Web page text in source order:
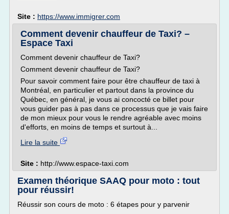
Site : https://www.immigrer.com
Comment devenir chauffeur de Taxi? –
Espace Taxi
Comment devenir chauffeur de Taxi?
Comment devenir chauffeur de Taxi?
Pour savoir comment faire pour être chauffeur de taxi à
Montréal, en particulier et partout dans la province du
Québec, en général, je vous ai concocté ce billet pour
vous guider pas à pas dans ce processus que je vais faire
de mon mieux pour vous le rendre agréable avec moins
d'efforts, en moins de temps et surtout à...
Lire la suite
Site : http://www.espace-taxi.com
Examen théorique SAAQ pour moto : tout
pour réussir!
Réussir son cours de moto : 6 étapes pour y parvenir